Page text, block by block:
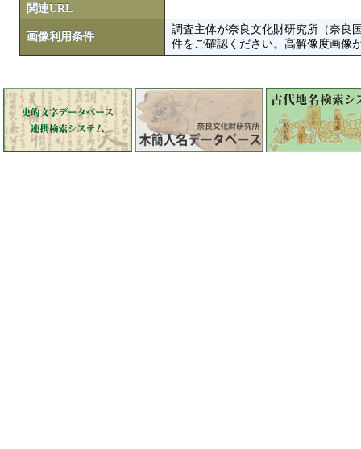
関連URL
画像利用条件
調査主体が奈良文化財研究所（奈良
件をご確認ください。高解像度画像